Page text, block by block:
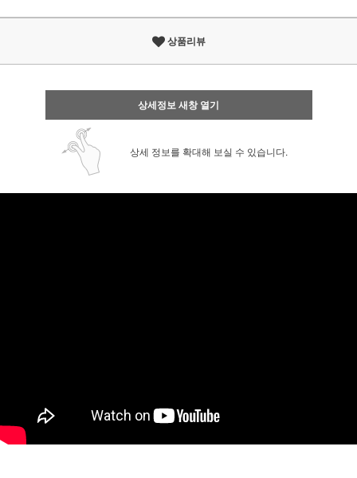
상품리뷰
상세정보 새창 열기
상세 정보를 확대해 보실 수 있습니다.